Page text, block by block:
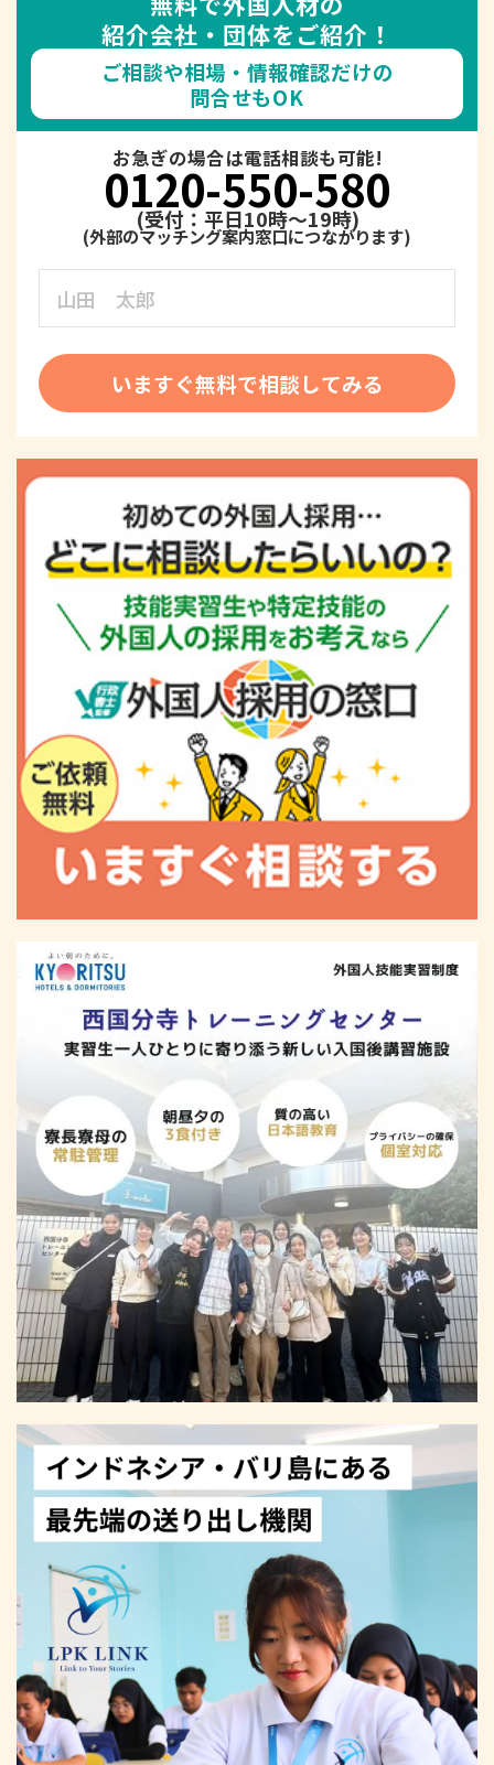
紹介会社・団体をご紹介！
ご相談や相場・情報確認だけの
問合せもOK
お急ぎの場合は電話相談も可能!
0120-550-580
(受付：平日10時～19時)
いますぐ無料で相談してみる